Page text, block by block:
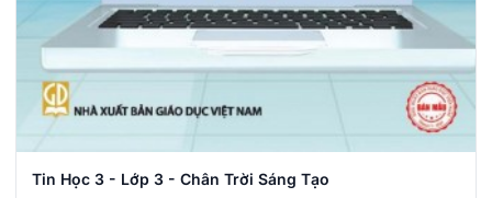
Tin Học 3 - Lớp 3 - Chân Trời Sáng Tạo